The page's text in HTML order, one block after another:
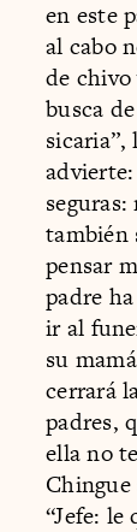
en este
al cabo
de chivo
busca
sicaria”,
también
pensar
padre
ir al
su
cerrará
padres,
ella no
“Jefe: le